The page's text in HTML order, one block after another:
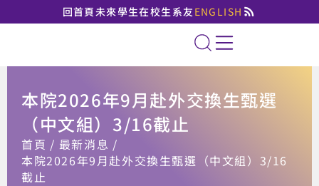
回首頁未來學生在校生系友 ENGLISH
國立臺北大學法律學系
全站搜索
本院2026年9月赴外交換生甄選
（中文組）3/16截止
:::
首頁
最新消息
本院2026年9月赴外交換生甄選（中文組）3/16
截止